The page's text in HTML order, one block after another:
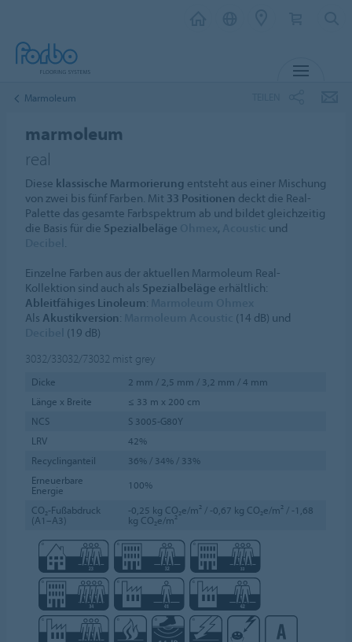
Marmoleum
marmoleum
real
Diese klassische Marmorierung entsteht aus einer Mischung
von zwei bis fünf Farben. Mit 33 Positionen deckt die Real-
Palette das gesamte Farbspektrum ab und bildet gleichzeitig
die Basis für die Spezialbeläge ,
und
.
Einzelne Farben aus der aktuellen Marmoleum Real-
Kollektion sind auch als Spezialbeläge erhältlich:
Ableitfähiges Linoleum:
Als Akustikversion:
(14 dB) und
(19 dB)
3032/33032/73032 mist grey
Dicke
2 mm / 2,5 mm / 3,2 mm / 4 mm
Länge x Breite
≤ 33 m x 200 cm
NCS
S 3005-G80Y
LRV
42%
Recyclinganteil
36% / 34% / 33%
Erneuerbare
Energie
100%
CO₂-Fußabdruck
(A1–A3)
-0,25 kg CO₂e/m² / -0,67 kg CO₂e/m² / -1,68
kg CO₂e/m²